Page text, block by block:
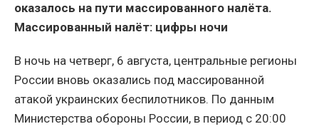
оказалось на пути массированного налёта.
Массированный налёт: цифры ночи
В ночь на четверг, 6 августа, центральные регионы
России вновь оказались под массированной
атакой украинских беспилотников. По данным
Министерства обороны России, в период с 20:00